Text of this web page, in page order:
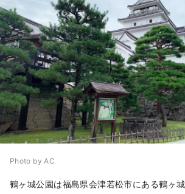
Photo by AC
鶴ヶ城公園は福島県会津若松市にある鶴ヶ